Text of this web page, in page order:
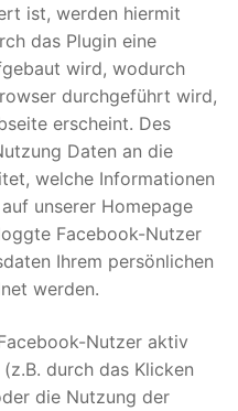
ist, werden hiermit
das Plugin eine
wird, wodurch
durchgeführt wird,
erscheint. Des
Daten an die
welche Informationen
unserer Homepage
Facebook-Nutzer
Ihrem persönlichen
werden.
Nutzer aktiv
durch das Klicken
die Nutzung der